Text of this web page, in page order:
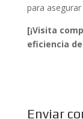
para
[¡Visita
eficiencia
Enviar